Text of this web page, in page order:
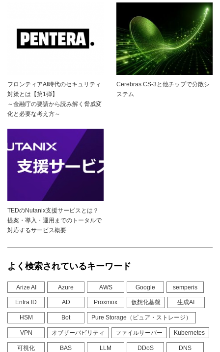
フロンティアAI時代のセキュリティ
対策とは【第1弾】
～金融庁の要請から読み解く脅威変
化と必要な考え方～
Cerebras CS-3と他チップで分散シ
ステム
TEDのNutanix支援サービスとは？
提案・導入・運用までのトータルで
対応するサービス概要
よく検索されているキーワード
Arize AI Azure AWS Google semperis
Entra ID AD Proxmox 仮想化基盤 生成AI
HSM Bot Pure Storage（ピュア・ストレージ）
VPN オブザーバビリティ ファイルサーバー Kubernetes
可視化 BAS LLM DDoS DNS